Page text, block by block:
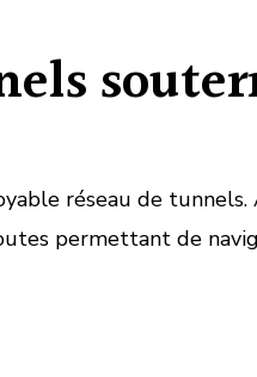
réseau de
permettant de